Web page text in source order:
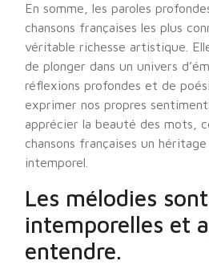
En somme, les paroles
chansons françaises les plus
véritable richesse artistique.
de plonger dans un univers
réflexions profondes et de
exprimer nos propres
apprécier la beauté des mots,
chansons françaises un
intemporel.
Les mélodies sont
intemporelles et
entendre.